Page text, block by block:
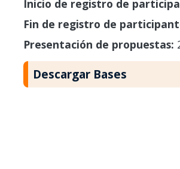
Inicio de registro de
Fin de registro de
Presentación de propuestas:
Descargar Bases